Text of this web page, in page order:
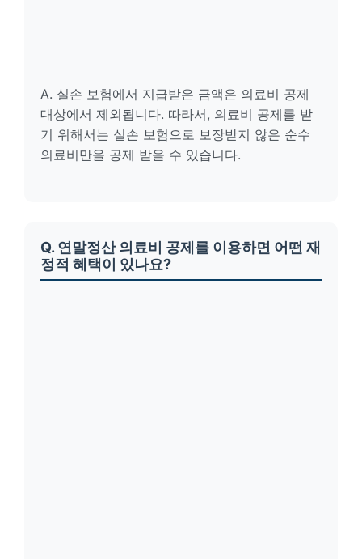
A. 실손 보험에서 지급받은 금액은 의료비 공제
대상에서 제외됩니다. 따라서, 의료비 공제를 받
기 위해서는 실손 보험으로 보장받지 않은 순수
의료비만을 공제 받을 수 있습니다.
Q. 연말정산 의료비 공제를 이용하면 어떤 재
정적 혜택이 있나요?